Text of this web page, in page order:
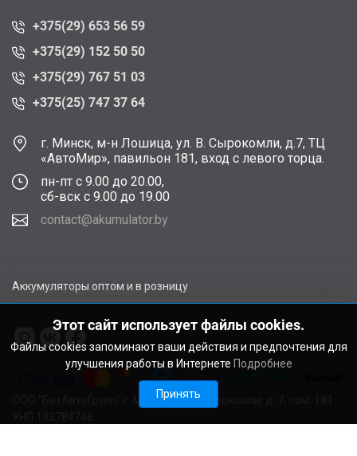
+375(29) 653 56 59
+375(29) 152 50 50
+375(29) 767 51 03
+375(25) 747 37 64
г. Минск, м-н Лошица, ул. В. Сырокомли, д.7, ТЦ
«АвтоМир», павильон 181, вход с левого торца.
пн-пт с 9.00 до 20.00,
сб-вск с 9.00 до 19.00
contact@akumulator.by
Аккумуляторы оптом и в розницу
ООО "БатАвтоГрупп" г. Минск, ул. В. Сырокомли, д. 7, пом. 181
Этот сайт использует файлы cookies.
Файлы cookies запоминают ваши действия и предпочтения для
улучшения работы в Интернете Подробнее
Принять